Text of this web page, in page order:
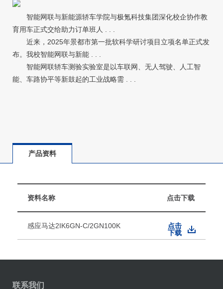
智能网联与新能源轿车学院与极氪科技集团深化校企协作教
育用车正式交给助力订单班人 . . .
近来，2025年景都市第一批软科学研讨项目立项名单正式发
布。我校智能网联与新能 . . .
智能网联轿车测验实验室是以车联网、无人驾驶、人工智
能、车路协平等新鼓起的工业战略需 . . .
产品资料
资料名称 点击下载
感应马达2IK6GN-C/2GN100K
点击
下载
联系我们